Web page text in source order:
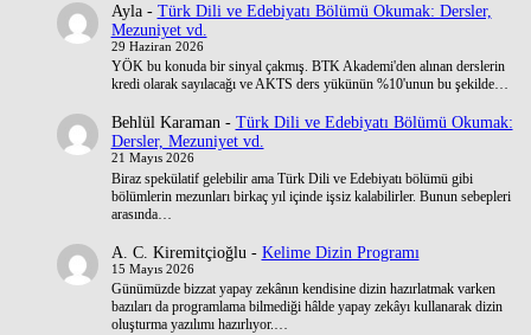
Ayla- Türk Dili ve Edebiyatı Bölümü Okumak: Dersler,
Mezuniyet vd.
29 Haziran 2026
YÖK bu konuda bir sinyal çakmış. BTK Akademi'den alınan derslerin
kredi olarak sayılacağı ve AKTS ders yükünün %10'unun bu şekilde…
Behlül Karaman- Türk Dili ve Edebiyatı Bölümü Okumak:
Dersler, Mezuniyet vd.
21 Mayıs 2026
Biraz spekülatif gelebilir ama Türk Dili ve Edebiyatı bölümü gibi
bölümlerin mezunları birkaç yıl içinde işsiz kalabilirler. Bunun sebepleri
arasında…
A. C. Kiremitçioğlu - Kelime Dizin Programı
15 Mayıs 2026
Günümüzde bizzat yapay zekânın kendisine dizin hazırlatmak varken
bazıları da programlama bilmediği hâlde yapay zekâyı kullanarak dizin
oluşturma yazılımı hazırlıyor.…